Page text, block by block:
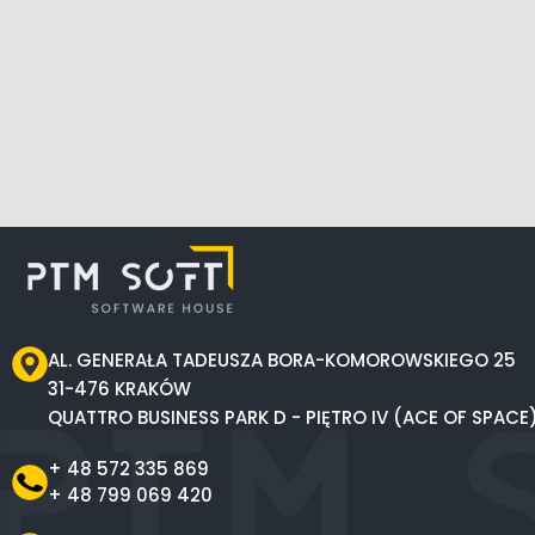
AL. GENERAŁA TADEUSZA BORA-KOMOROWSKIEGO 25
31-476 KRAKÓW
QUATTRO BUSINESS PARK D - PIĘTRO IV (ACE OF
+ 48 572 335 869
+ 48 799 069 420